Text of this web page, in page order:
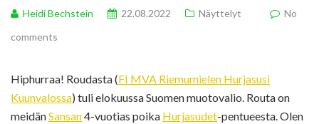
Heidi Bechstein 22.08.2022 Näyttelyt
No
comments
Hiphurraa! Roudasta (FI MVA Riemumielen Hurjasusi
Kuunvalossa) tuli elokuussa Suomen muotovalio. Routa on
meidänSansan4-vuotias poika Hurjasudet-pentueesta. Olen